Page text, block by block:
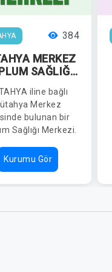
384
MERKEZ
SAĞLIĞI
iline bağlı
Merkez
bulunan bir
Sağlığı Merkezi.
Kurumu Gör